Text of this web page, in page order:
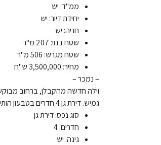
ממ"ד: יש
יחידת דיור: יש
חניה: יש
שטח בנוי: 207 מ"ר
שטח מגרש: 506 מ"ר
מחיר: 3,500,000 ש"ח
– נמכר –
וילה חדשה מהקבלן, ברחוב מבוקש
גמיש. דירת גן 4 חדרים בטבעון הותיקה 1.500
סוג נכס: דירת גן
חדרים: 4
גינה: יש